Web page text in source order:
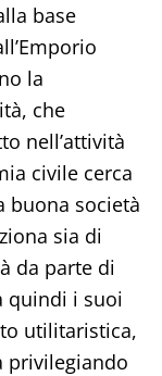
base
la
che
nell’attività
civile cerca
buona società
sia di
da parte di
quindi i suoi
utilitaristica,
privilegiando